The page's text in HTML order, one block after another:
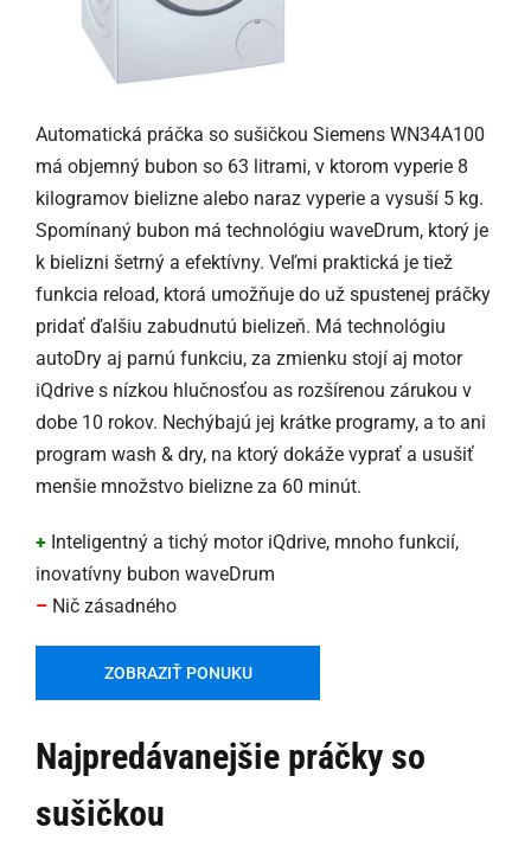
Automatická práčka so sušičkou Siemens WN34A100
má objemný bubon so 63 litrami, v ktorom vyperie 8
kilogramov bielizne alebo naraz vyperie a vysuší 5 kg.
Spomínaný bubon má technológiu waveDrum, ktorý je
k bielizni šetrný a efektívny. Veľmi praktická je tiež
funkcia reload, ktorá umožňuje do už spustenej práčky
pridať ďalšiu zabudnutú bielizeň. Má technológiu
autoDry aj parnú funkciu, za zmienku stojí aj motor
iQdrive s nízkou hlučnosťou as rozšírenou zárukou v
dobe 10 rokov. Nechýbajú jej krátke programy, a to ani
program wash & dry, na ktorý dokáže vyprať a usušiť
menšie množstvo bielizne za 60 minút.
+ Inteligentný a tichý motor iQdrive, mnoho funkcií,
inovatívny bubon waveDrum
– Nič zásadného
ZOBRAZIŤ PONUKU
Najpredávanejšie práčky so
sušičkou